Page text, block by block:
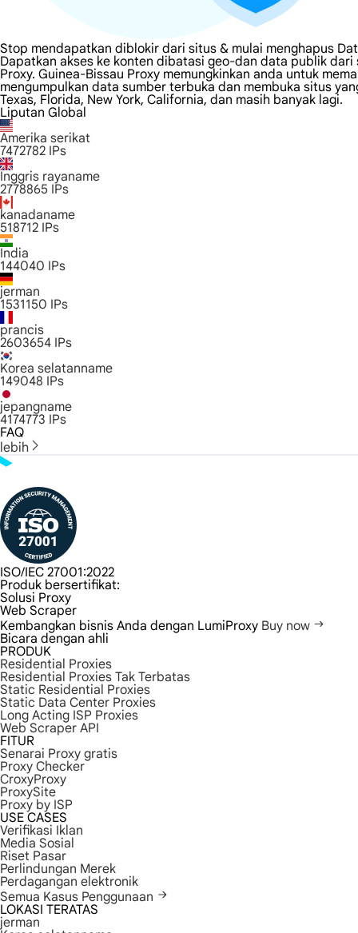
Stop mendapatkan diblokir dari situs & mulai menghapus
Dapatkan akses ke konten dibatasi geo-dan data publik dari
Proxy. Guinea-Bissau Proxy memungkinkan anda untuk
mengumpulkan data sumber terbuka dan membuka situs
Texas, Florida, New York, California, dan masih banyak lagi.
Liputan Global
Amerika serikat
7472782 IPs
Inggris rayaname
2778865 IPs
kanadaname
518712 IPs
India
144040 IPs
jerman
1531150 IPs
prancis
2603654 IPs
Korea selatanname
149048 IPs
jepangname
4174773 IPs
FAQ
lebih
ISO/IEC 27001:2022
Produk bersertifikat:
Solusi Proxy
Web Scraper
Kembangkan bisnis Anda dengan LumiProxy Buy now
Bicara dengan ahli
PRODUK
Residential Proxies
Residential Proxies Tak Terbatas
Static Residential Proxies
Static Data Center Proxies
Long Acting ISP Proxies
Web Scraper API
FITUR
Senarai Proxy gratis
Proxy Checker
CroxyProxy
ProxySite
Proxy by ISP
USE CASES
Verifikasi Iklan
Media Sosial
Riset Pasar
Perlindungan Merek
Perdagangan elektronik
Semua Kasus Penggunaan
LOKASI TERATAS
jerman